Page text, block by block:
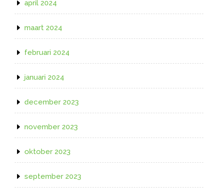
april 2024
maart 2024
februari 2024
januari 2024
december 2023
november 2023
oktober 2023
september 2023